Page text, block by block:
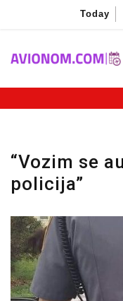
Today
“Vozim se
policija”